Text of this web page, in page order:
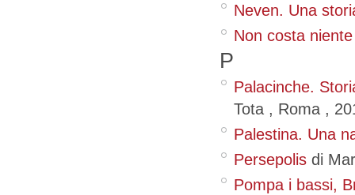
Neven. Una
Non costa niente
P
Palacinche.
Tota , Roma ,
Palestina. Una
Persepolis di
Pompa i bassi,